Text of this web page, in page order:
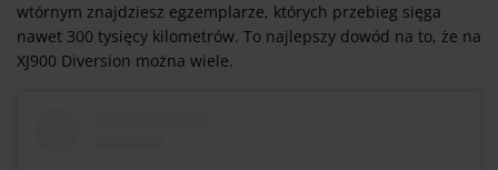
wtórnym znajdziesz egzemplarze, których przebieg sięga
nawet 300 tysięcy kilometrów. To najlepszy dowód na to, że na
XJ900 Diversion można wiele.